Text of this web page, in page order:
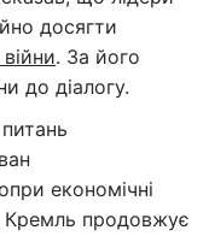
досягти
. За його
до діалогу.
економічні
Кремль продовжує